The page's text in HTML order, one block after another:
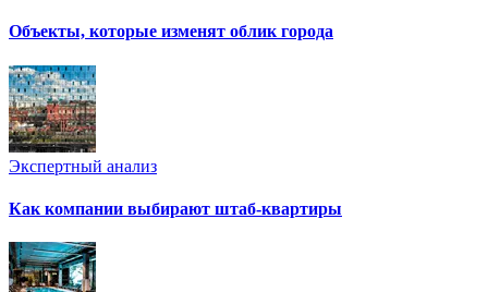
Объекты, которые изменят облик города
Экспертный анализ
Как компании выбирают штаб-квартиры